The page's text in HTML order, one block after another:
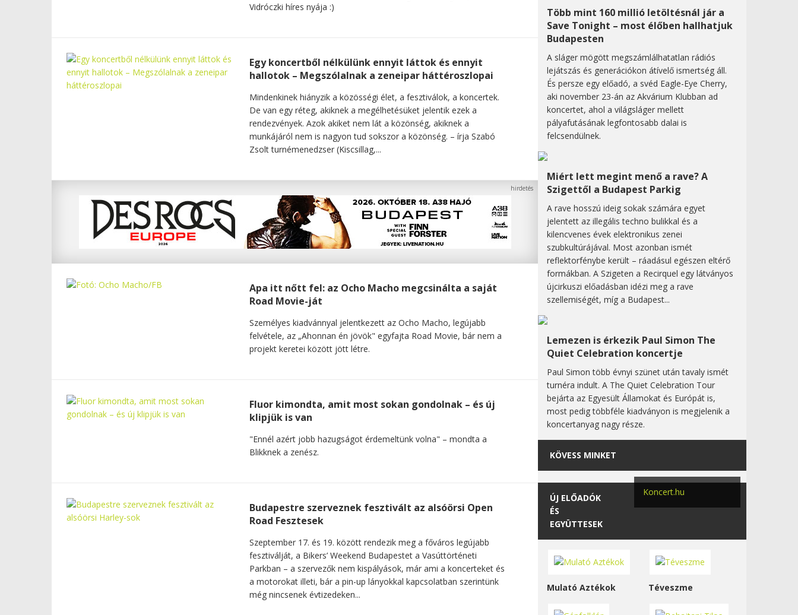
Vidróczki híres nyája :)
Egy koncertből nélkülünk ennyit láttok és ennyit
hallotok – Megszólalnak a zeneipar háttéroszlopai
Mindenkinek hiányzik a közösségi élet, a fesztiválok, a koncertek.
De van egy réteg, akiknek a megélhetésüket jelentik ezek a
rendezvények. Azok akiket nem lát a közönség, akiknek a
munkájáról nem is nagyon tud sokszor a közönség. – írja Szabó
Zsolt turnémenedzser (Kiscsillag,...
Apa itt nőtt fel: az Ocho Macho megcsinálta a saját
Road Movie-ját
Személyes kiadvánnyal jelentkezett az Ocho Macho, legújabb
felvétele, az „Ahonnan én jövök" egyfajta Road Movie, bár nem a
projekt keretei között jött létre.
Fluor kimondta, amit most sokan gondolnak – és új
klipjük is van
"Ennél azért jobb hazugságot érdemeltünk volna" – mondta a
Blikknek a zenész.
Budapestre szerveznek fesztivált az alsóörsi Open
Road Fesztesek
Szeptember 17. és 19. között rendezik meg a főváros legújabb
fesztiválját, a Bikers’ Weekend Budapestet a Vasúttörténeti
Parkban – a szervezők nem kispályások, már ami a koncerteket és
a motorokat illeti, bár a pin-up lányokkal kapcsolatban szerintünk
még nincsenek évtizedeken...
Több mint 160 millió letöltésnál jár a
Save Tonight – most élőben hallhatjuk
Budapesten
A sláger mögött megszámlálhatatlan rádiós
lejátszás és generációkon átívelő ismertség áll.
És persze egy előadó, a svéd Eagle-Eye Cherry,
aki november 23-án az Akvárium Klubban ad
koncertet, ahol a világsláger mellett
pályafutásának legfontosabb dalai is
felcsendülnek.
Miért lett megint menő a rave? A
Szigettől a Budapest Parkig
A rave hosszú ideig sokak számára egyet
jelentett az illegális techno bulikkal és a
kilencvenes évek elektronikus zenei
szubkultúrájával. Most azonban ismét
reflektorfénybe került – ráadásul egészen eltérő
formákban. A Szigeten a Recirquel egy látványos
újcirkuszi előadásban idézi meg a rave
szellemiségét, míg a Budapest...
Lemezen is érkezik Paul Simon The
Quiet Celebration koncertje
Paul Simon több évnyi szünet után tavaly ismét
turnéra indult. A The Quiet Celebration Tour
bejárta az Egyesült Államokat és Európát is,
most pedig többféle kiadványon is megjelenik a
koncertanyag nagy része.
KÖVESS MINKET
Koncert.hu
ÚJ ELŐADÓK
ÉS
EGYÜTTESEK
Mulató Aztékok Téveszme